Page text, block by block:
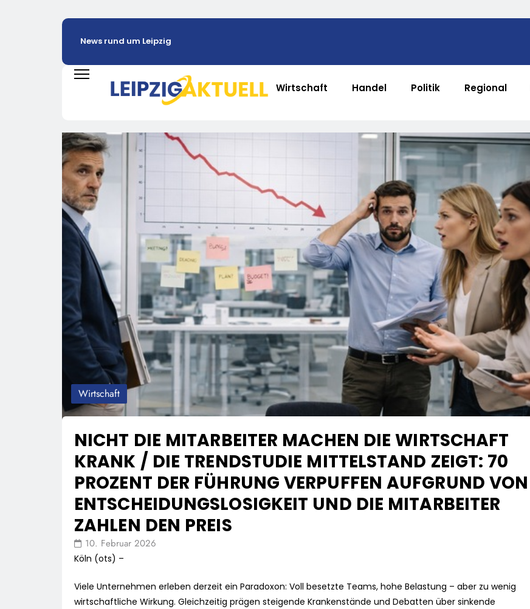
News rund um Leipzig
Wirtschaft Handel Politik Regional
Wirtschaft
NICHT DIE MITARBEITER MACHEN DIE WIRTSCHAFT
KRANK / DIE TRENDSTUDIE MITTELSTAND ZEIGT: 70
PROZENT DER FÜHRUNG VERPUFFEN AUFGRUND VON
ENTSCHEIDUNGSLOSIGKEIT UND DIE MITARBEITER
ZAHLEN DEN PREIS
10. Februar 2026
Köln (ots) –
Viele Unternehmen erleben derzeit ein Paradoxon: Voll besetzte Teams, hohe Belastung – aber zu wenig
wirtschaftliche Wirkung. Gleichzeitig prägen steigende Krankenstände und Debatten über sinkende